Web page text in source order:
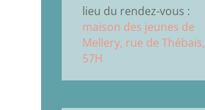
lieu du rendez-vous :
maison des jeunes de
Mellery, rue de Thébais,
57H